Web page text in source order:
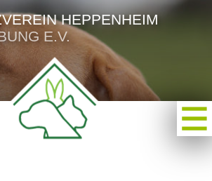
HEPPENHEIM
E.V.